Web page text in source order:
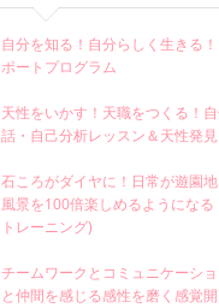
自分を知る！自分らしく生きる
ポートプログラム
天性をいかす！天職をつくる！
話・自己分析レッスン＆天性発
石ころがダイヤに！日常が遊園
風景を100倍楽しめるようにな
トレーニング)
チームワークとコミュニケーシ
と仲間を感じる感性を磨く感覚